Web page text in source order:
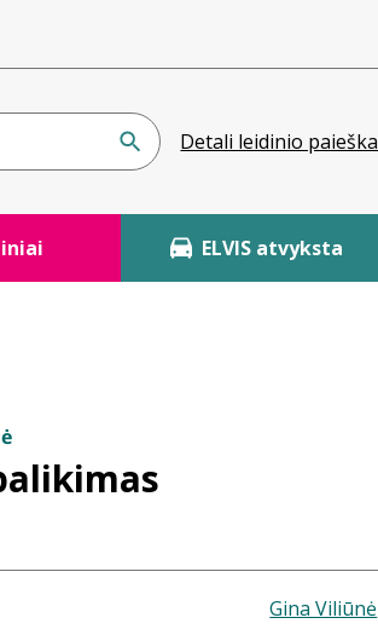
Detali leidinio paieška
ELVIS atvyksta
Gina Viliūnė